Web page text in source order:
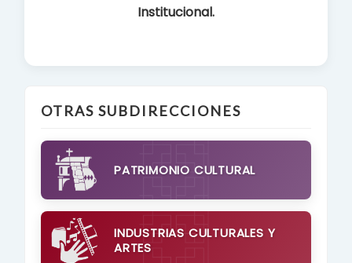
Institucional.
OTRAS SUBDIRECCIONES
PATRIMONIO CULTURAL
INDUSTRIAS CULTURALES Y
ARTES